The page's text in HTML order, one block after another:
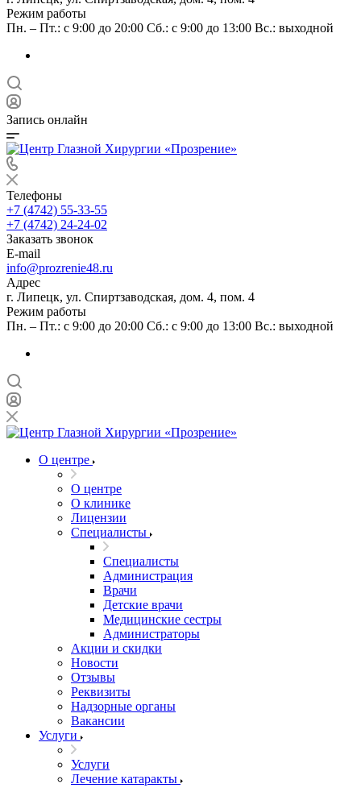
Режим работы
Пн. – Пт.: с 9:00 до 20:00 Сб.: с 9:00 до 13:00 Вс.: выходной
Запись онлайн
Телефоны
+7 (4742) 55-33-55
+7 (4742) 24-24-02
Заказать звонок
E-mail
info@prozrenie48.ru
Адрес
г. Липецк, ул. Спиртзаводская, дом. 4, пом. 4
Режим работы
Пн. – Пт.: с 9:00 до 20:00 Сб.: с 9:00 до 13:00 Вс.: выходной
О центре
О центре
О клинике
Лицензии
Специалисты
Специалисты
Администрация
Врачи
Детские врачи
Медицинские сестры
Администраторы
Акции и скидки
Новости
Отзывы
Реквизиты
Надзорные органы
Вакансии
Услуги
Услуги
Лечение катаракты